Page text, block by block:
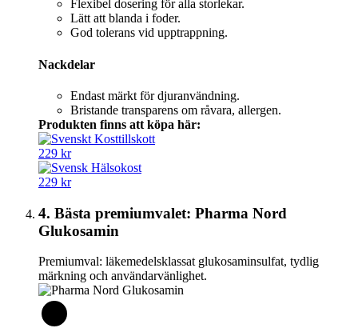
Flexibel dosering för alla storlekar.
Lätt att blanda i foder.
God tolerans vid upptrappning.
Nackdelar
Endast märkt för djuranvändning.
Bristande transparens om råvara, allergen.
Produkten finns att köpa här:
229 kr
229 kr
4. Bästa premiumvalet: Pharma Nord
Glukosamin
Premiumval: läkemedelsklassat glukosaminsulfat, tydlig
märkning och användarvänlighet.